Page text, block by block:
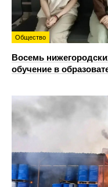
Общество
Восемь
обучение в